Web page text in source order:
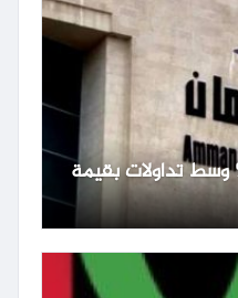
عمان ترتفع 0.22% وسط تداولات بقيمة